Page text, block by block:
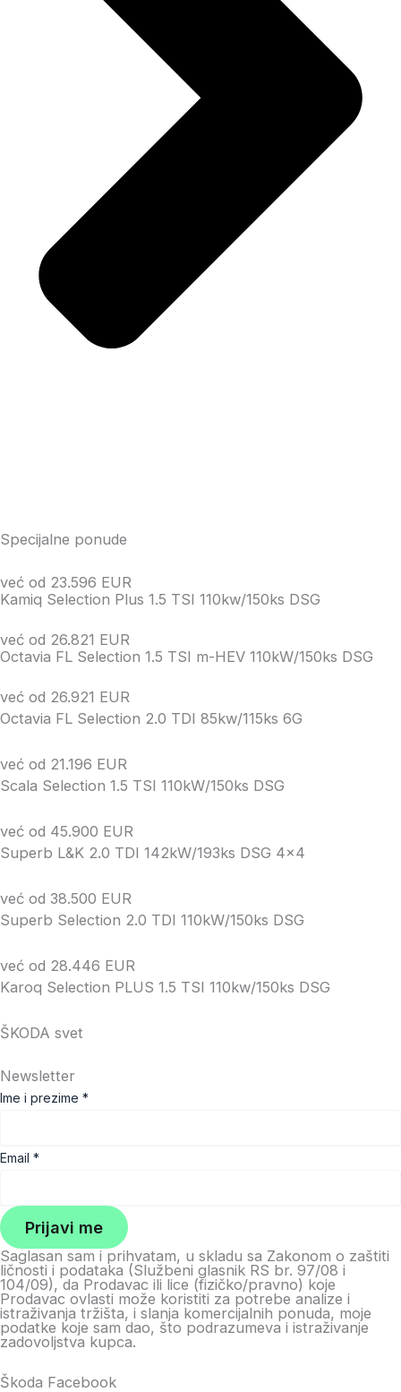
Specijalne ponude
već od 23.596 EUR
Kamiq Selection Plus 1.5 TSI 110kw/150ks DSG
već od 26.821 EUR
Octavia FL Selection 1.5 TSI m-HEV 110kW/150ks DSG
već od 26.921 EUR
Octavia FL Selection 2.0 TDI 85kw/115ks 6G
već od 21.196 EUR
Scala Selection 1.5 TSI 110kW/150ks DSG
već od 45.900 EUR
Superb L&K 2.0 TDI 142kW/193ks DSG 4×4
već od 38.500 EUR
Superb Selection 2.0 TDI 110kW/150ks DSG
već od 28.446 EUR
Karoq Selection PLUS 1.5 TSI 110kw/150ks DSG
ŠKODA svet
Newsletter
E
I
m
e
i
Ime i prezime *
Email *
Prijavi me
Saglasan sam i prihvatam, u skladu sa Zakonom o zaštiti
ličnosti i podataka (Službeni glasnik RS br. 97/08 i
104/09), da Prodavac ili lice (fizičko/pravno) koje
Prodavac ovlasti može koristiti za potrebe analize i
istraživanja tržišta, i slanja komercijalnih ponuda, moje
podatke koje sam dao, što podrazumeva i istraživanje
zadovoljstva kupca.
Škoda Facebook